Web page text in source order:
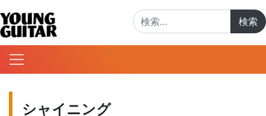
シャイニング